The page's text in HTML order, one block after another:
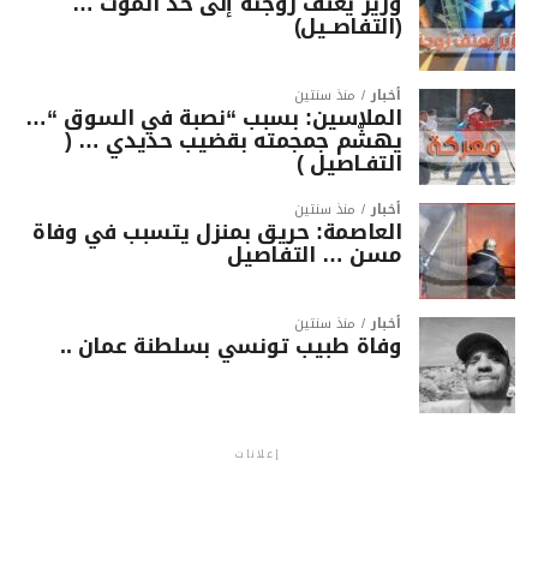
(التفاصــيل)
أخبار منذ سنتين
الملاسين: بسبب “نصبة في السوق “…
يهشّم جمجمته بقضيب حديدي … (
التفـاصيل )
أخبار منذ سنتين
العاصمة: حريق بمنزل يتسبب في وفاة
مسن … التفاصيل
أخبار منذ سنتين
وفاة طبيب تونسي بسلطنة عمان ..
إعلانات